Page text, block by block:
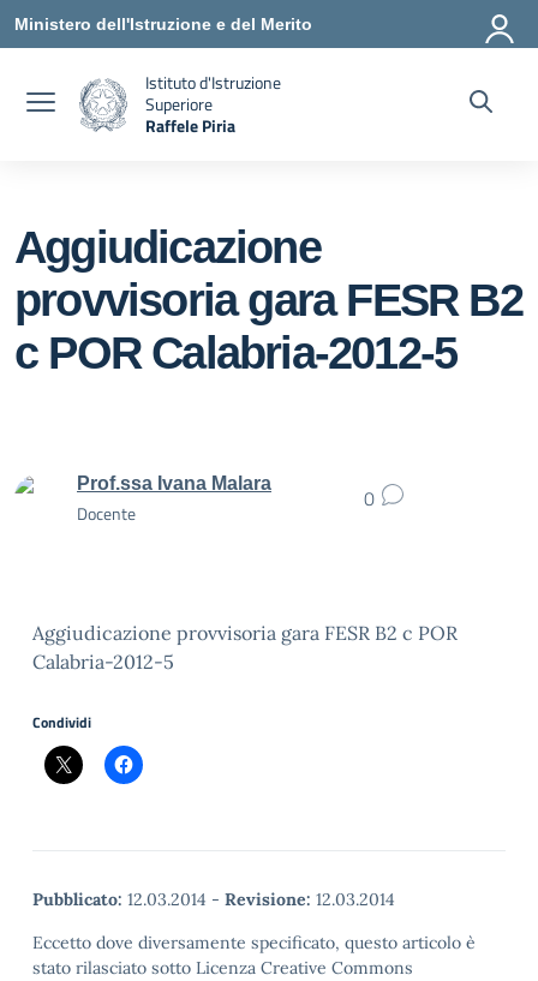
Vai ai contenuti
Vai al menu di navigazione
Vai al footer
Ministero dell'Istruzione e del Merito
Istituto d'Istruzione
Superiore
Raffele Piria
Aggiudicazione
provvisoria gara FESR B2
c POR Calabria-2012-5
Prof.ssa Ivana Malara
Docente
0
Aggiudicazione provvisoria gara FESR B2 c POR
Calabria-2012-5
Condividi
Pubblicato: 12.03.2014 - Revisione: 12.03.2014
Eccetto dove diversamente specificato, questo articolo è
stato rilasciato sotto Licenza Creative Commons